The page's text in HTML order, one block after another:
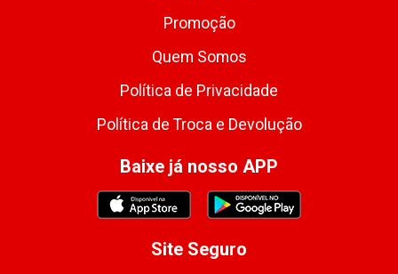
Promoção
Quem Somos
Política de Privacidade
Política de Troca e Devolução
Baixe já nosso APP
Site Seguro